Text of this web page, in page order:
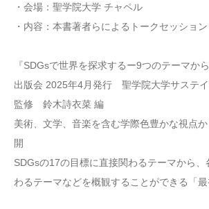
・会場：聖学院大学 チャペル
・内容：本書著者らによるトークセッション
『SDGsで世界を探求するー9つのテーマか
出版会 2025年4月発行 聖学院大学サステ
監修 鈴木詩衣菜 編
美術、文学、音楽を含む学際色豊かな視点
開
SDGsの17の目標に直接関わるテーマから、
わるテーマなどを概観することができる「最